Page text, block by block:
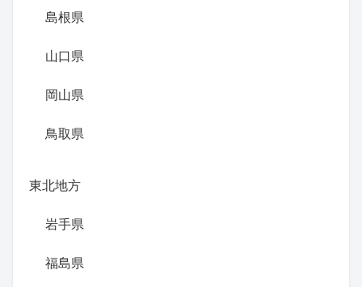
島根県
山口県
岡山県
鳥取県
東北地方
岩手県
福島県